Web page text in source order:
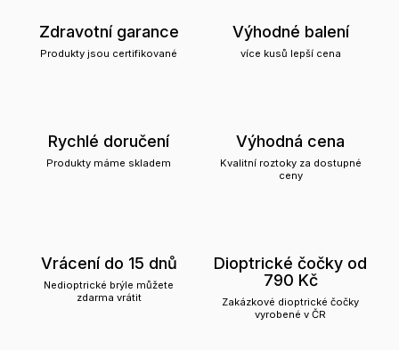
Zdravotní garance
Produkty jsou certifikované
Výhodné balení
více kusů lepší cena
Rychlé doručení
Produkty máme skladem
Výhodná cena
Kvalitní roztoky za dostupné
ceny
Vrácení do 15 dnů
Nedioptrické brýle můžete
zdarma vrátit
Dioptrické čočky od
790 Kč
Zakázkové dioptrické čočky
vyrobené v ČR